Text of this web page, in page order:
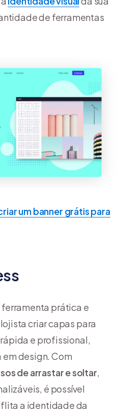
de ferramentas
um banner grátis para
ferramenta prática e
criar capas para
e profissional,
design. Com
de arrastar e soltar,
é possível
a identidade da